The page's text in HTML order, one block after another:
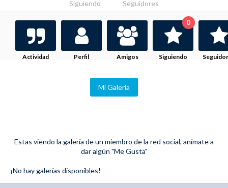
Siguiendo Seguidores
Actividad Perfil Amigos Siguiendo
0
Mi Galeria
Estas viendo la galería de un miembro de la red social, anímate a
dar algún "Me Gusta"
¡No hay galerías disponibles!